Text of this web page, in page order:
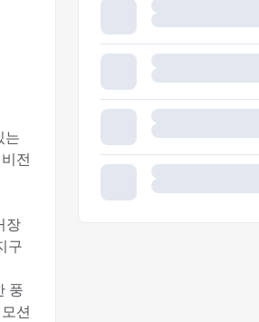
는
전
장
구
풍
션